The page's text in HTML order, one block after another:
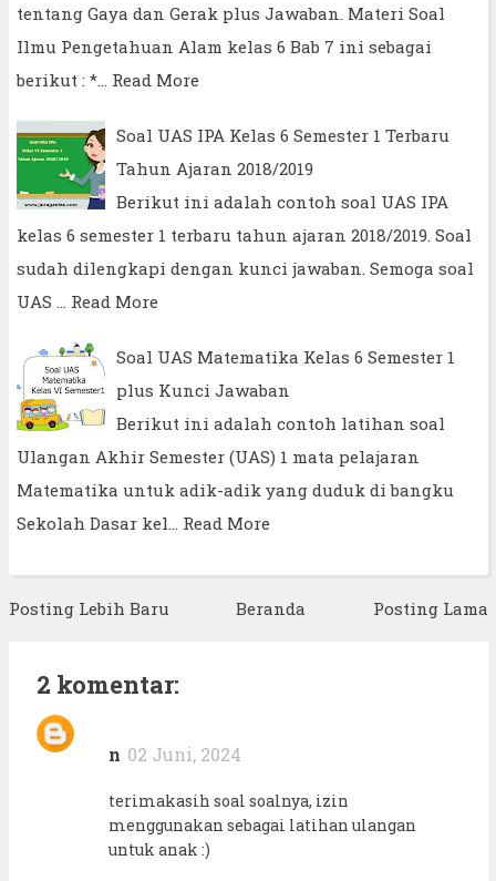
tentang Gaya dan Gerak plus Jawaban. Materi Soal
Ilmu Pengetahuan Alam kelas 6 Bab 7 ini sebagai
berikut : *…
Read More
Soal UAS IPA Kelas 6 Semester 1 Terbaru
Tahun Ajaran 2018/2019
Berikut ini adalah contoh soal UAS IPA
kelas 6 semester 1 terbaru tahun ajaran 2018/2019. Soal
sudah dilengkapi dengan kunci jawaban. Semoga soal
UAS …
Read More
Soal UAS Matematika Kelas 6 Semester 1
plus Kunci Jawaban
Berikut ini adalah contoh latihan soal
Ulangan Akhir Semester (UAS) 1 mata pelajaran
Matematika untuk adik-adik yang duduk di bangku
Sekolah Dasar kel…
Read More
Posting Lebih Baru Posting Lama
Beranda
2 komentar:
n 02 Juni, 2024
terimakasih soal soalnya, izin
menggunakan sebagai latihan ulangan
untuk anak :)